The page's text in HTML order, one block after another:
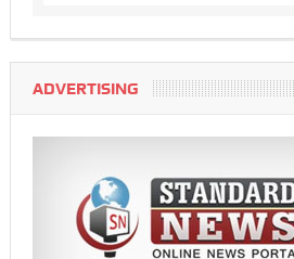
ADVERTISING